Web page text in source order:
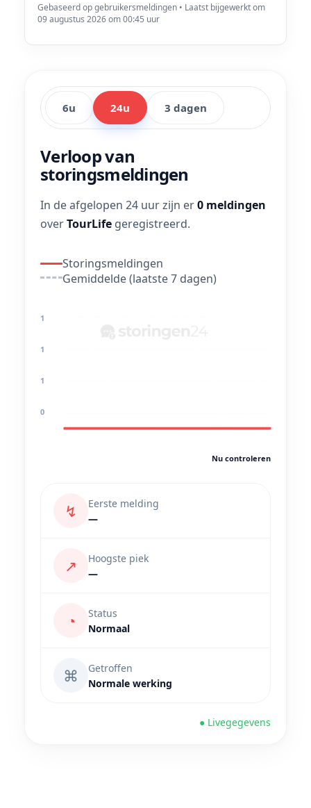
Gebaseerd op gebruikersmeldingen • Laatst bijgewerkt om
09 augustus 2026 om 00:45 uur
6u 24u 3 dagen
Verloop van
storingsmeldingen
In de afgelopen 24 uur zijn er0 meldingen
overTourLife geregistreerd.
Storingsmeldingen
Gemiddelde (laatste 7 dagen)
1
1
1
0
Nu controleren
↯
Eerste melding
—
↗
Hoogste piek
—
◔
Status
Normaal
⌘
Getroffen
Normale werking
● Livegegevens